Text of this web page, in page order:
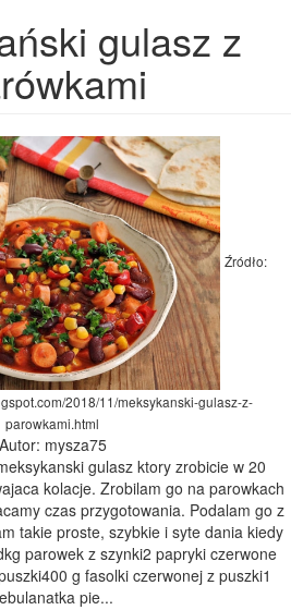
gulasz z
Źródło:
2018/11/meksykanski-gulasz-z-
parowkami.html
Autor: mysza75
gulasz ktory zrobicie w 20
kolacje. Zrobilam go na parowkach
czas przygotowania. Podalam go z
takie proste, szybkie i syte dania kiedy
parowek z szynki2 papryki czerwone
g fasolki czerwonej z puszki1
pie...